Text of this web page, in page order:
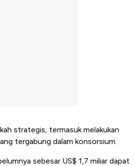
strategis, termasuk melakukan
tergabung dalam konsorsium.
sebesar US$ 1,7 miliar dapat